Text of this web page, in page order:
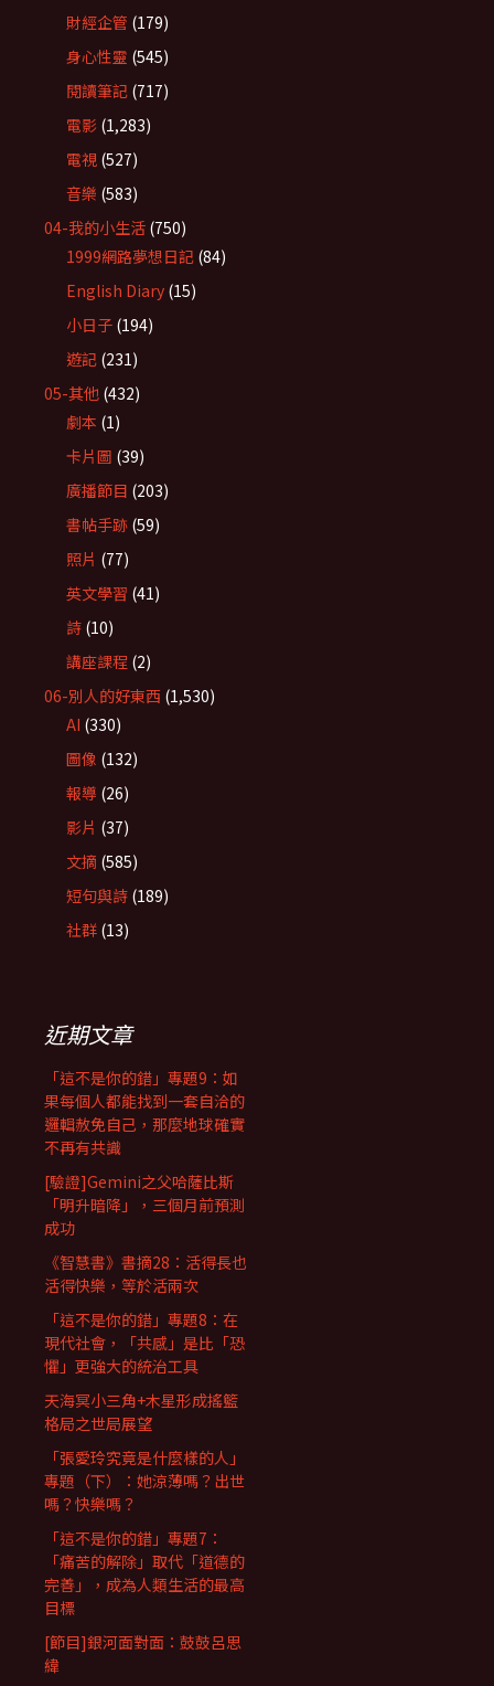
財經企管 (179)
身心性靈 (545)
閱讀筆記 (717)
電影 (1,283)
電視 (527)
音樂 (583)
04-我的小生活 (750)
1999網路夢想日記 (84)
English Diary (15)
小日子 (194)
遊記 (231)
05-其他 (432)
劇本 (1)
卡片圖 (39)
廣播節目 (203)
書帖手跡 (59)
照片 (77)
英文學習 (41)
詩 (10)
講座課程 (2)
06-別人的好東西 (1,530)
AI (330)
圖像 (132)
報導 (26)
影片 (37)
文摘 (585)
短句與詩 (189)
社群 (13)
近期文章
「這不是你的錯」專題9：如
果每個人都能找到一套自洽的
邏輯赦免自己，那麼地球確實
不再有共識
[驗證]Gemini之父哈薩比斯
「明升暗降」，三個月前預測
成功
《智慧書》書摘28：活得長也
活得快樂，等於活兩次
「這不是你的錯」專題8：在
現代社會，「共感」是比「恐
懼」更強大的統治工具
天海冥小三角+木星形成搖籃
格局之世局展望
「張愛玲究竟是什麼樣的人」
專題（下）：她涼薄嗎？出世
嗎？快樂嗎？
「這不是你的錯」專題7：
「痛苦的解除」取代「道德的
完善」，成為人類生活的最高
目標
[節目]銀河面對面：鼓鼓呂思
緯